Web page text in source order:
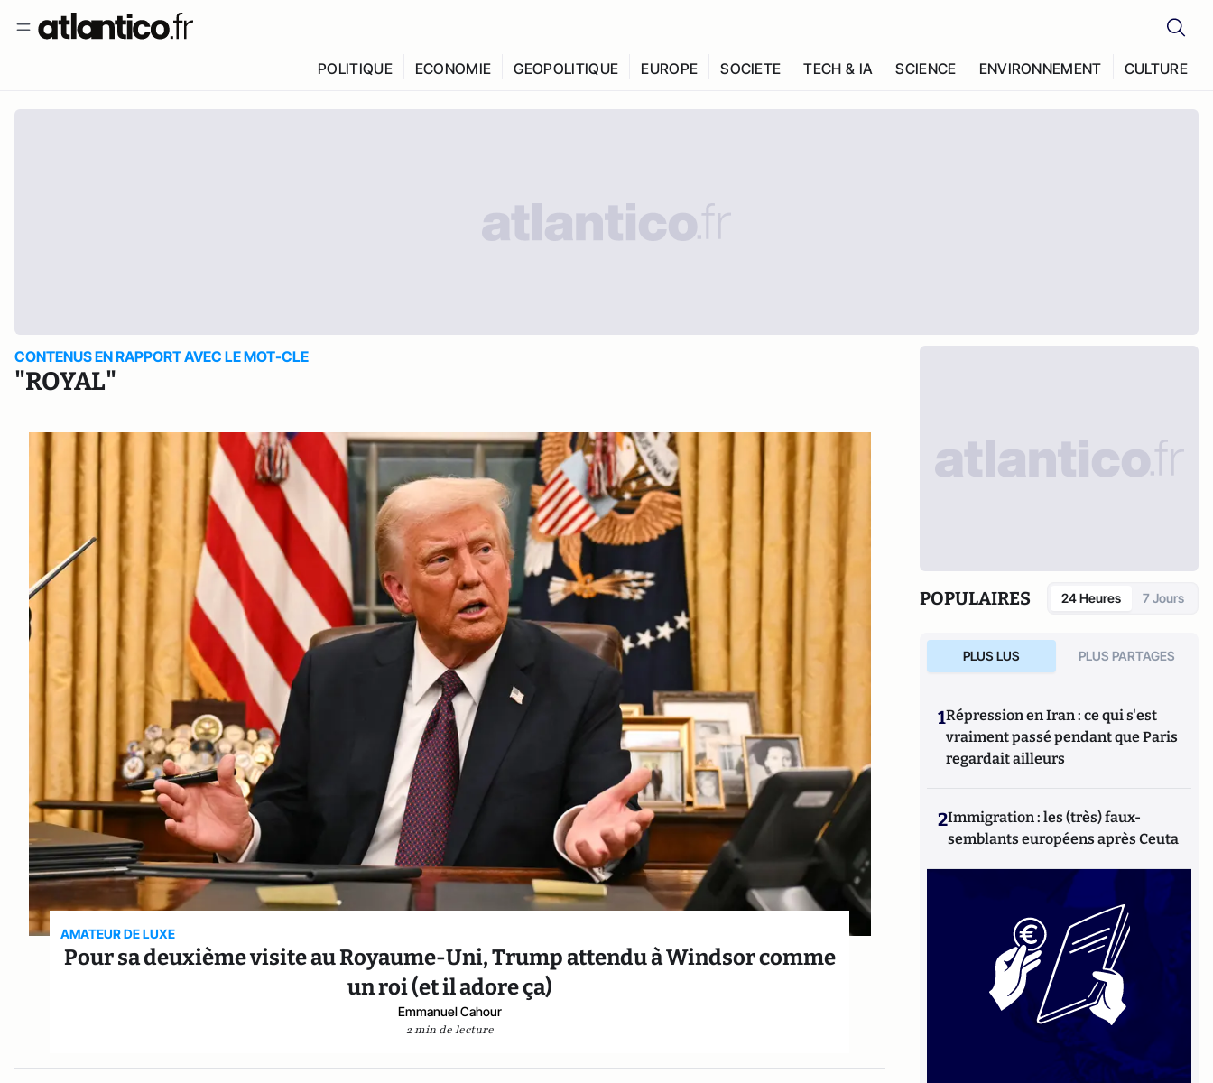
POLITIQUE ECONOMIE GEOPOLITIQUE EUROPE SOCIETE TECH & IA SCIENCE ENVIRONNEMENT CULTURE
CONTENUS EN RAPPORT AVEC LE MOT-CLE
"ROYAL"
AMATEUR DE LUXE
Pour sa deuxième visite au Royaume-Uni, Trump attendu à Windsor comme
un roi (et il adore ça)
Emmanuel Cahour
2 min de lecture
POPULAIRES 24 Heures 7 Jours
PLUS LUS PLUS PARTAGES
1Répression en Iran : ce qui s'est
vraiment passé pendant que Paris
regardait ailleurs
2Immigration : les (très) faux-
semblants européens après Ceuta